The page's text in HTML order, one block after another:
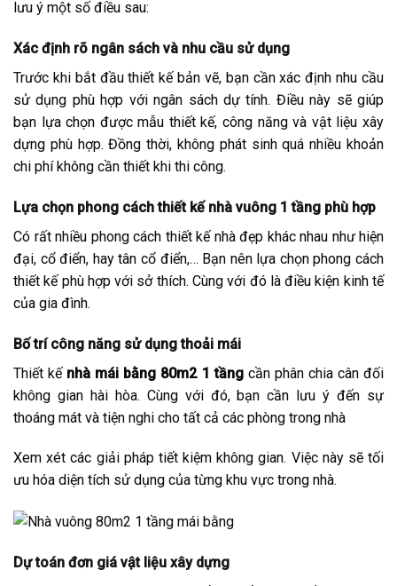
lưu ý một số điều sau:
Xác định rõ ngân sách và nhu cầu sử dụng
Trước khi bắt đầu thiết kế bản vẽ, bạn cần xác định nhu cầu
sử dụng phù hợp với ngân sách dự tính. Điều này sẽ giúp
bạn lựa chọn được mẫu thiết kế, công năng và vật liệu xây
dựng phù hợp. Đồng thời, không phát sinh quá nhiều khoản
chi phí không cần thiết khi thi công.
Lựa chọn phong cách thiết kế nhà vuông 1 tầng phù hợp
Có rất nhiều phong cách thiết kế nhà đẹp khác nhau như hiện
đại, cổ điển, hay tân cổ điển,… Bạn nên lựa chọn phong cách
thiết kế phù hợp với sở thích. Cùng với đó là điều kiện kinh tế
của gia đình.
Bố trí công năng sử dụng thoải mái
Thiết kế nhà mái bằng 80m2 1 tầngcần phân chia cân đối
không gian hài hòa. Cùng với đó, bạn cần lưu ý đến sự
thoáng mát và tiện nghi cho tất cả các phòng trong nhà
Xem xét các giải pháp tiết kiệm không gian. Việc này sẽ tối
ưu hóa diện tích sử dụng của từng khu vực trong nhà.
Dự toán đơn giá vật liệu xây dựng